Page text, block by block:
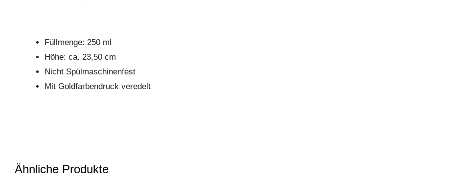
Füllmenge: 250 ml
Höhe: ca. 23,50 cm
Nicht Spülmaschinenfest
Mit Goldfarbendruck veredelt
Ähnliche Produkte